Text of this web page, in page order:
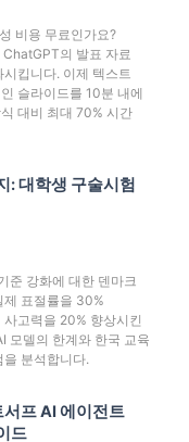
비용 무료인가요?
의 발표 자료
킵니다. 이제 텍스트
슬라이드를 10분 내에
대비 최대 70% 시간
: 대학생 구술시험
준 강화에 대한 덴마크
제 표절률을 30%
고력을 20% 향상시킨
모델의 한계와 한국 교육
분석합니다.
프 AI 에이전트
드